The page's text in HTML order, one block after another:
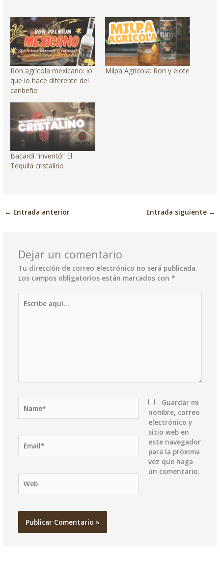
Ron agrícola mexicano: lo
que lo hace diferente del
caribeño
Milpa Agrícola: Ron y elote
Bacardí “inventó” El
Tequila cristalino
← Entrada anterior Entrada siguiente →
Dejar un comentario
Tu dirección de correo electrónico no será publicada.
Los campos obligatorios están marcados con *
aquí...
Guardar mi
nombre, correo
electrónico y
sitio web en
este navegador
para la próxima
vez que haga
un comentario.